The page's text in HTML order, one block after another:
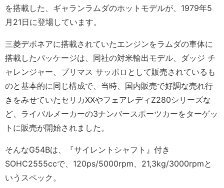
を搭載した、ギャランラムダのホットモデルが、1979年5
月21日に登場しています。
三菱デボネアに搭載されていたエンジンをラムダの車体に
搭載したパッケージは、同社の対米輸出モデル、ダッジ チ
ャレンジャー、プリマス サッポロとして販売されているも
のと基本的に同じ構成で、当時、国内販売で好調な売れ行
きをみせていたセリカXXやフェアレディZ280シリーズな
ど、ライバルメーカーの3ナンバースポーツカーをターゲッ
トに販売が開始されました。
そんなG54Bは、『サイレントシャフト』付き
SOHC2555ccで、120ps/5000rpm、21,3kg/3000rpmと
いうスペック。